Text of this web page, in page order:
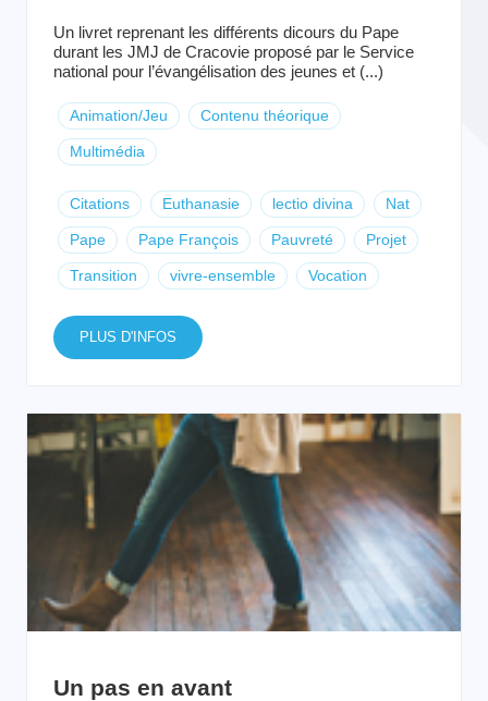
Un livret reprenant les différents dicours du Pape
durant les JMJ de Cracovie proposé par le Service
national pour l’évangélisation des jeunes et (...)
Animation/Jeu Contenu théorique
Multimédia
Citations Euthanasie lectio divina Nat
Pape Pape François Pauvreté Projet
Transition vivre-ensemble Vocation
PLUS D'INFOS
Un pas en avant